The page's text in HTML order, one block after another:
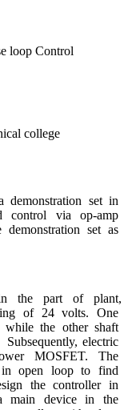
loop Control
college
demonstration set in
control via op-amp
set as
in the part of plant,
of 24 volts. One
while the other shaft
electric
MOSFET. The
in open loop to find
the controller in
main device in the